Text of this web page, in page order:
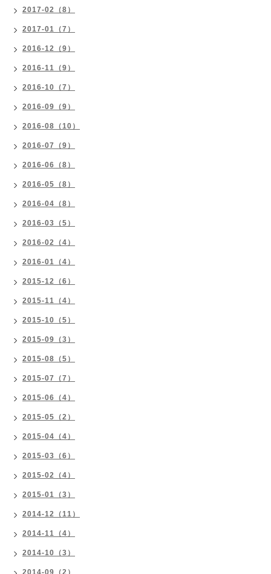
2017-02（8）
2017-01（7）
2016-12（9）
2016-11（9）
2016-10（7）
2016-09（9）
2016-08（10）
2016-07（9）
2016-06（8）
2016-05（8）
2016-04（8）
2016-03（5）
2016-02（4）
2016-01（4）
2015-12（6）
2015-11（4）
2015-10（5）
2015-09（3）
2015-08（5）
2015-07（7）
2015-06（4）
2015-05（2）
2015-04（4）
2015-03（6）
2015-02（4）
2015-01（3）
2014-12（11）
2014-11（4）
2014-10（3）
2014-09（2）